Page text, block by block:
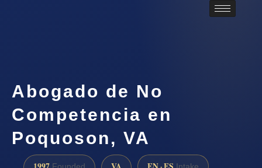
Abogado de No
Competencia en
Poquoson, VA